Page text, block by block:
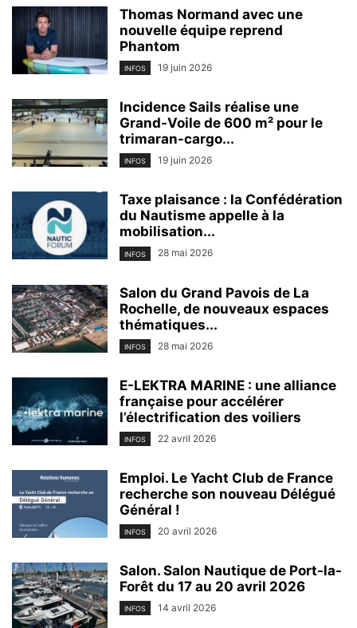
Thomas Normand avec une
nouvelle équipe reprend
Phantom
INFOS 19 juin 2026
Incidence Sails réalise une
Grand-Voile de 600 m² pour le
trimaran-cargo...
INFOS 19 juin 2026
Taxe plaisance : la Confédération
du Nautisme appelle à la
mobilisation...
INFOS 28 mai 2026
Salon du Grand Pavois de La
Rochelle, de nouveaux espaces
thématiques...
INFOS 28 mai 2026
E-LEKTRA MARINE : une alliance
française pour accélérer
l’électrification des voiliers
INFOS 22 avril 2026
Emploi. Le Yacht Club de France
recherche son nouveau Délégué
Général !
INFOS 20 avril 2026
Salon. Salon Nautique de Port-la-
Forêt du 17 au 20 avril 2026
INFOS 14 avril 2026